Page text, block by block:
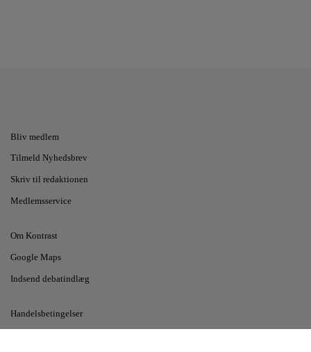
Bliv medlem
Tilmeld Nyhedsbrev
Skriv til redaktionen
Medlemsservice
Om Kontrast
Google Maps
Indsend debatindlæg
Handelsbetingelser